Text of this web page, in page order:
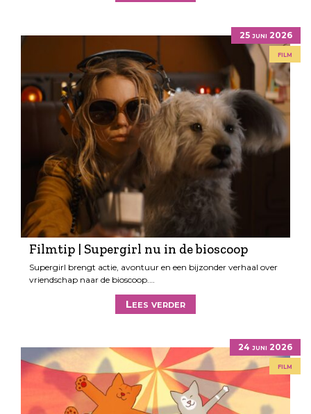
25 juni 2026
film
Filmtip | Supergirl nu in de bioscoop
Supergirl brengt actie, avontuur en een bijzonder verhaal over
vriendschap naar de bioscoop.…
Lees verder
24 juni 2026
film